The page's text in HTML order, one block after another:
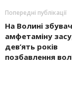
Попередні публікації
На Волині
амфетаміну
дев’ять років
позбавлення